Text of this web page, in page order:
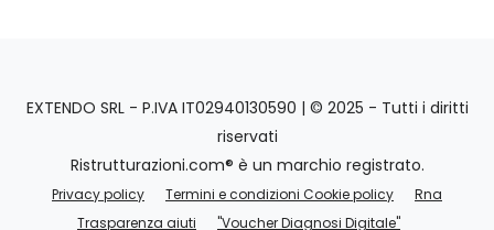
EXTENDO SRL - P.IVA IT02940130590 | © 2025 - Tutti i diritti
riservati
Ristrutturazioni.com® è un marchio registrato.
Privacy policy Termini e condizioni Cookie policy
Rna
Trasparenza aiuti
"Voucher Diagnosi Digitale"